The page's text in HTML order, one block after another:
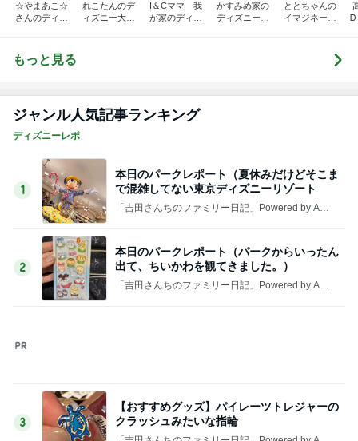
☆やまあこ☆
さんのディズ
れこたんのデ
ィズニー大好
I＆Cママ 我
が家のディズ
かすみめ家の
ディズニー大
ととちゃんの
イマジネーシ
もっと見る
ジャンル人気記事ランキング
ディズニーレポ
1
本日のパークレポート（夏休みだけどそこま
で混雑してない東京ディズニーリゾート
「吉田さんちのファミリー日記」Powered by Ame
2
本日のパークレポート（パークからいったん
出て、ちいかわを観てきました。）
「吉田さんちのファミリー日記」Powered by Ame
3
【おすすめグッズ】パイレーツトレジャーの
クラッシュみたいな指輪